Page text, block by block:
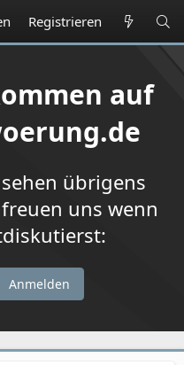
Registrieren
auf
übrigens
uns wenn
Anmelden